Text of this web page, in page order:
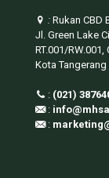
: Rukan CBD
Jl. Green Lake
RT.001/
Kota
: (021)
:
: